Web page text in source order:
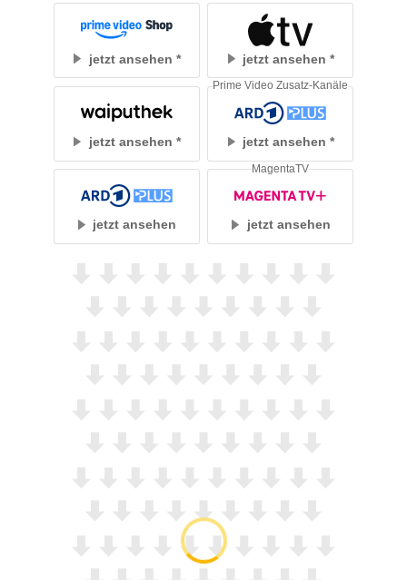
jetzt ansehen jetzt ansehen
jetzt ansehen jetzt ansehen
Prime Video Zusatz-Kanäle
jetzt ansehen jetzt ansehen
MagentaTV